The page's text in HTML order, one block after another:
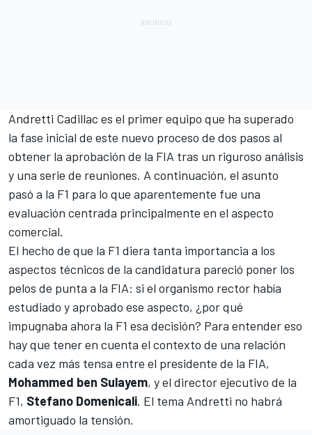
Andretti Cadillac es el primer equipo que ha superado
la fase inicial de este nuevo proceso de dos pasos al
obtener la aprobación de la FIA tras un riguroso análisis
y una serie de reuniones. A continuación, el asunto
pasó a la F1 para lo que aparentemente fue una
evaluación centrada principalmente en el aspecto
comercial.
El hecho de que la F1 diera tanta importancia a los
aspectos técnicos de la candidatura pareció poner los
pelos de punta a la FIA: si el organismo rector había
estudiado y aprobado ese aspecto, ¿por qué
impugnaba ahora la F1 esa decisión? Para entender eso
hay que tener en cuenta el contexto de una relación
cada vez más tensa entre el presidente de la FIA,
Mohammed ben Sulayem, y el director ejecutivo de la
F1, Stefano Domenicali. El tema Andretti no habrá
amortiguado la tensión.